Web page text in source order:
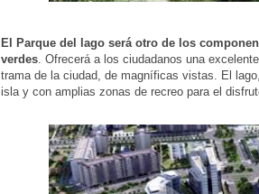
El Parque del lago será otro de los
verdes . Ofrecerá a los ciudadanos una
trama de la ciudad, de magníficas vistas. El
isla y con amplias zonas de recreo para el